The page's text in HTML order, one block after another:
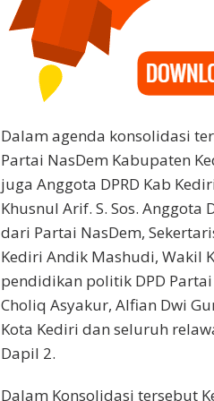
Dalam agenda konsolidasi
Partai NasDem Kabupaten
juga Anggota DPRD Kab
Khusnul Arif. S. Sos. Anggota
dari Partai NasDem,
Kediri Andik Mashudi, Wakil
pendidikan politik DPD
Choliq Asyakur, Alfian Dwi
Kota Kediri dan seluruh
Dapil 2.
Dalam Konsolidasi tersebut